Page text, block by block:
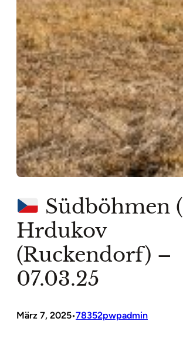
Südböhmen
Hrdukov
(Ruckendorf) –
07.03.25
März 7, 2025•78352pwpadmin